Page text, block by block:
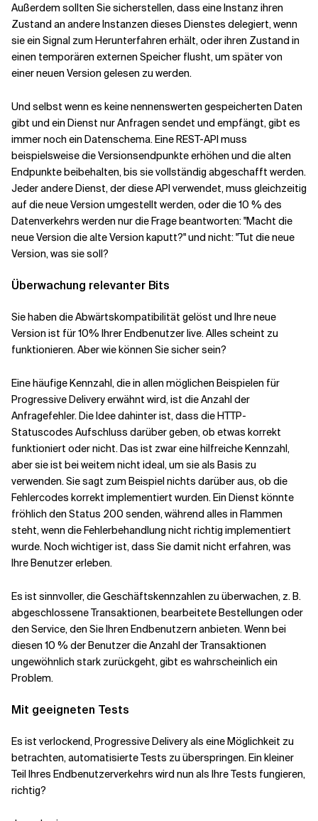
Außerdem sollten Sie sicherstellen, dass eine Instanz ihren
Zustand an andere Instanzen dieses Dienstes delegiert, wenn
sie ein Signal zum Herunterfahren erhält, oder ihren Zustand in
einen temporären externen Speicher flusht, um später von
einer neuen Version gelesen zu werden.
Und selbst wenn es keine nennenswerten gespeicherten Daten
gibt und ein Dienst nur Anfragen sendet und empfängt, gibt es
immer noch ein Datenschema. Eine REST-API muss
beispielsweise die Versionsendpunkte erhöhen und die alten
Endpunkte beibehalten, bis sie vollständig abgeschafft werden.
Jeder andere Dienst, der diese API verwendet, muss gleichzeitig
auf die neue Version umgestellt werden, oder die 10 % des
Datenverkehrs werden nur die Frage beantworten: "Macht die
neue Version die alte Version kaputt?" und nicht: "Tut die neue
Version, was sie soll?
Überwachung relevanter Bits
Sie haben die Abwärtskompatibilität gelöst und Ihre neue
Version ist für 10% Ihrer Endbenutzer live. Alles scheint zu
funktionieren. Aber wie können Sie sicher sein?
Eine häufige Kennzahl, die in allen möglichen Beispielen für
Progressive Delivery erwähnt wird, ist die Anzahl der
Anfragefehler. Die Idee dahinter ist, dass die HTTP-
Statuscodes Aufschluss darüber geben, ob etwas korrekt
funktioniert oder nicht. Das ist zwar eine hilfreiche Kennzahl,
aber sie ist bei weitem nicht ideal, um sie als Basis zu
verwenden. Sie sagt zum Beispiel nichts darüber aus, ob die
Fehlercodes korrekt implementiert wurden. Ein Dienst könnte
fröhlich den Status 200 senden, während alles in Flammen
steht, wenn die Fehlerbehandlung nicht richtig implementiert
wurde. Noch wichtiger ist, dass Sie damit nicht erfahren, was
Ihre Benutzer erleben.
Es ist sinnvoller, die Geschäftskennzahlen zu überwachen, z. B.
abgeschlossene Transaktionen, bearbeitete Bestellungen oder
den Service, den Sie Ihren Endbenutzern anbieten. Wenn bei
diesen 10 % der Benutzer die Anzahl der Transaktionen
ungewöhnlich stark zurückgeht, gibt es wahrscheinlich ein
Problem.
Mit geeigneten Tests
Es ist verlockend, Progressive Delivery als eine Möglichkeit zu
betrachten, automatisierte Tests zu überspringen. Ein kleiner
Teil Ihres Endbenutzerverkehrs wird nun als Ihre Tests fungieren,
richtig?